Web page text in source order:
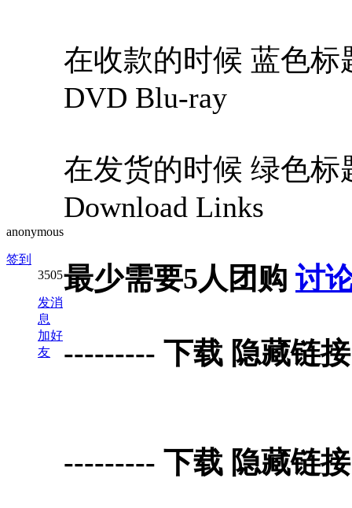
anonymous
签到
3505
发消
息
加好
友
在收款的时候 蓝色标
DVD Blu-ray
在发货的时候 绿色标
Download Links
最少需要5人团购 讨
--------- 下载 隐藏链
--------- 下载 隐藏链